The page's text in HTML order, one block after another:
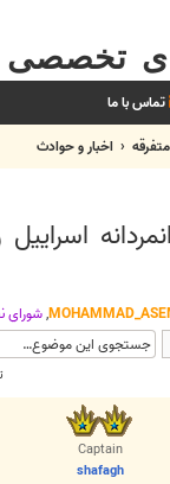
تخصصی
تماس با ما
اخبار و حوادث
,شوراي
Captain
shafagh